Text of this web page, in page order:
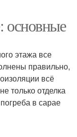
основные
этажа все
правильно,
всё
только отделка
в сарае